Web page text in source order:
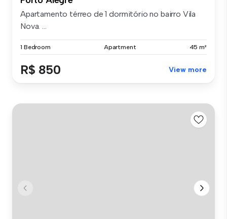
Apartamento térreo de 1 dormitório no bairro Vila
Nova. ...
1 Bedroom Apartment 45 m²
R$ 850 View more